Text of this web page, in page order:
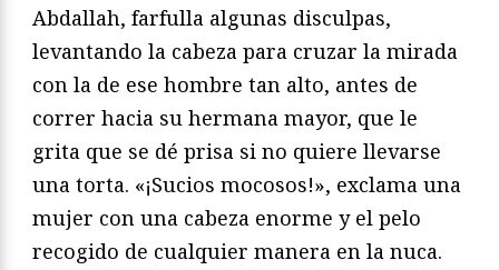
Abdallah, farfulla algunas disculpas,
levantando la cabeza para cruzar la mirada
con la de ese hombre tan alto, antes de
correr hacia su hermana mayor, que le
grita que se dé prisa si no quiere llevarse
una torta. «¡Sucios mocosos!», exclama una
mujer con una cabeza enorme y el pelo
recogido de cualquier manera en la nuca.